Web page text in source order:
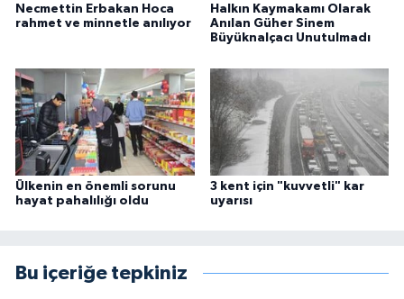
Necmettin Erbakan Hoca
rahmet ve minnetle anılıyor
Halkın Kaymakamı Olarak
Anılan Güher Sinem
Büyüknalçacı Unutulmadı
Ülkenin en önemli sorunu
hayat pahalılığı oldu
3 kent için "kuvvetli" kar
uyarısı
Bu içeriğe tepkiniz